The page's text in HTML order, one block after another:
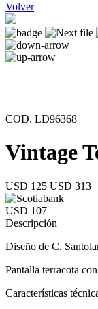
Volver
COD. LD96368
Vintage
USD 125 USD 313
USD 107
Descripción
Diseño de C.
Pantalla terracota
Características